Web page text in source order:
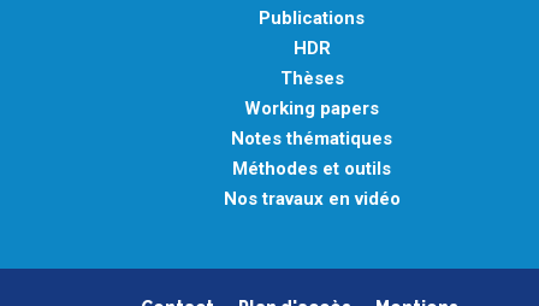
Publications
HDR
Thèses
Working papers
Notes thématiques
Méthodes et outils
Nos travaux en vidéo